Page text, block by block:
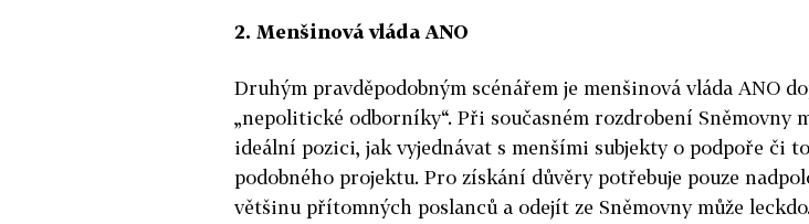
2. Menšinová vláda ANO
Druhým pravděpodobným scénářem je menšinová vláda ANO
„nepolitické odborníky“. Při současném rozdrobení Sněmovny
ideální pozici, jak vyjednávat s menšími subjekty o podpoře či
podobného projektu. Pro získání důvěry potřebuje pouze
většinu přítomných poslanců a odejít ze Sněmovny může